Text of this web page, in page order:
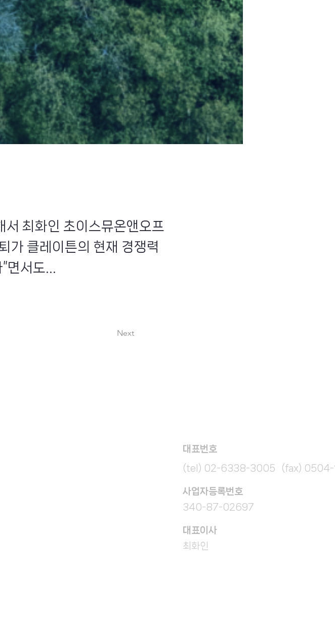
서 최화인 초이스뮤온앤오프
가 클레이튼의 현재 경쟁력
면서도...
Next
대표번호
(tel) 02-6338-3005 (fax) 0504-
​사업자등록번호
340-87-02697
대표이사
최화인